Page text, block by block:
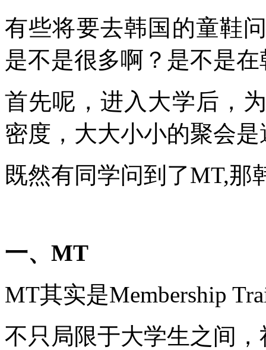
有些将要去韩国的童鞋
是不是很多啊？是不是
首先呢，进入大学后，
密度，大大小小的聚会
既然有同学问到了MT,
一、MT
MT其实是Membership
不只局限于大学生之间